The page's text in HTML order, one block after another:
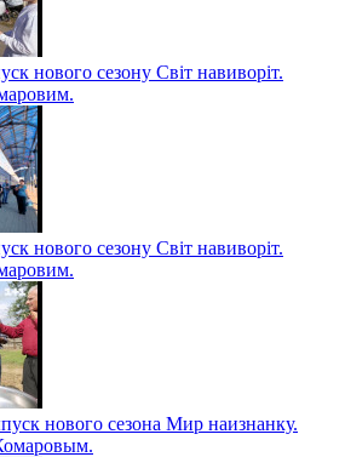
нового сезону Світ навиворіт.
нового сезону Світ навиворіт.
нового сезона Мир наизнанку.